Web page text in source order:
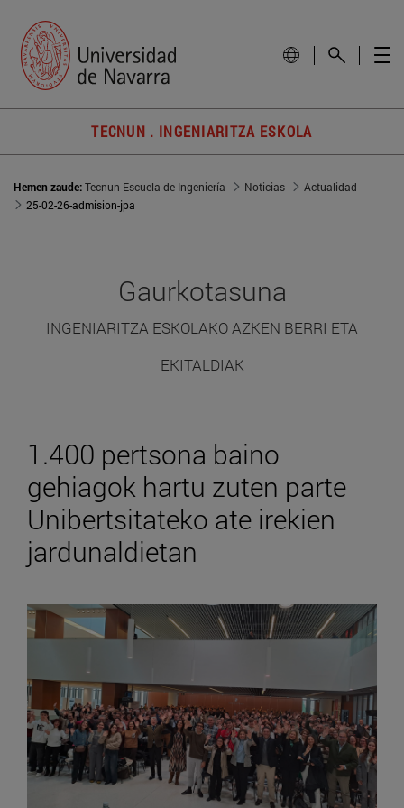
TECNUN . INGENIARITZA ESKOLA
Hemen zaude:Tecnun Escuela de Ingeniería Noticias
Actualidad
25-02-26-admision-jpa
Gaurkotasuna
INGENIARITZA ESKOLAKO AZKEN BERRI ETA
EKITALDIAK
1.400 pertsona baino
gehiagok hartu zuten parte
Unibertsitateko ate irekien
jardunaldietan